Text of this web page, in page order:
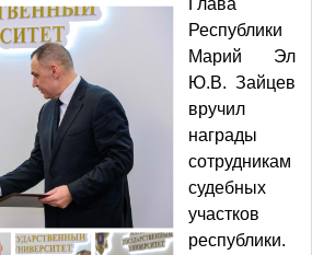
Глава
Республики
Марий Эл
Ю.В. Зайцев
вручил
награды
сотрудникам
судебных
участков
республики.